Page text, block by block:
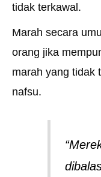
tidak terkawal.
Marah secara
orang jika
marah yang tidak
nafsu.